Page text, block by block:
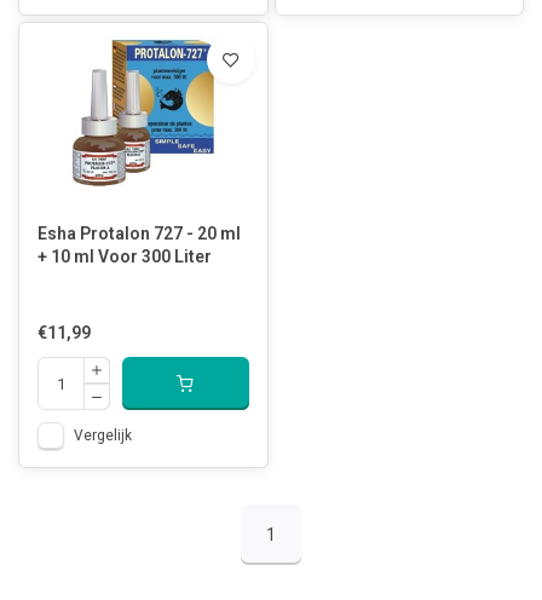
Esha Protalon 727 - 20 ml
+ 10 ml Voor 300 Liter
€11,99
Vergelijk
1